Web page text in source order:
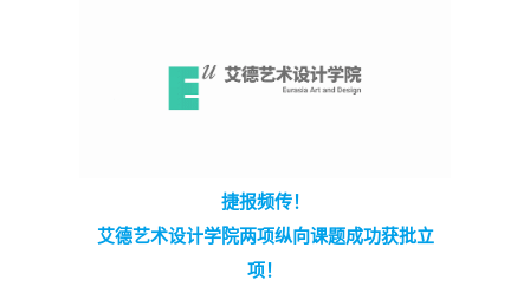
捷报频传！
艾德艺术设计学院两项纵向课题成功获批立
项！